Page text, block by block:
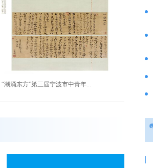
“潮涌东方”第三届宁波市中青年...
|